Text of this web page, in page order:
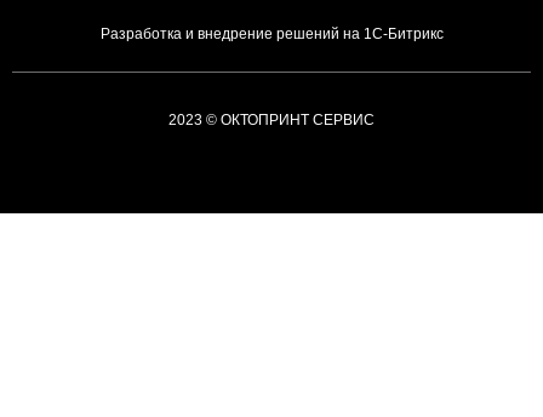
Разработка и внедрение решений на 1С-Битрикс
2023 © ОКТОПРИНТ СЕРВИС